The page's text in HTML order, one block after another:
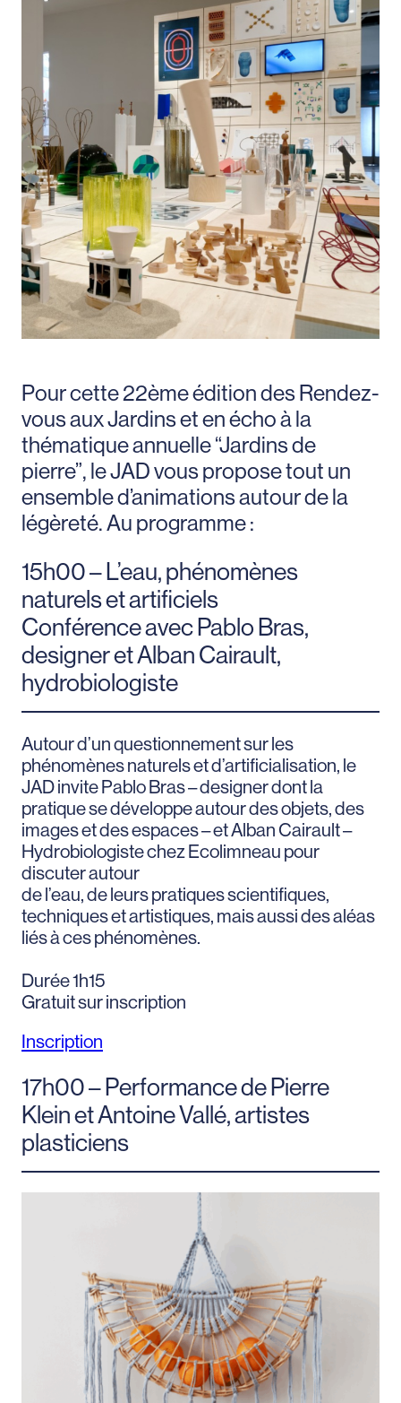
Pour cette 22ème édition des Rendez-
vous aux Jardins et en écho à la
thématique annuelle “Jardins de
pierre”, le JAD vous propose tout un
ensemble d’animations autour de la
légèreté. Au programme :
15h00 – L’eau, phénomènes
naturels et artificiels
Conférence avec Pablo Bras,
designer et Alban Cairault,
hydrobiologiste
Autour d’un questionnement sur les
phénomènes naturels et d’artificialisation, le
JAD invite Pablo Bras – designer dont la
pratique se développe autour des objets, des
images et des espaces – et Alban Cairault –
Hydrobiologiste chez Ecolimneau pour
discuter autour
de l’eau, de leurs pratiques scientifiques,
techniques et artistiques, mais aussi des aléas
liés à ces phénomènes.
Durée 1h15
Gratuit sur inscription
Inscription
17h00 – Performance de Pierre
Klein et Antoine Vallé, artistes
plasticiens